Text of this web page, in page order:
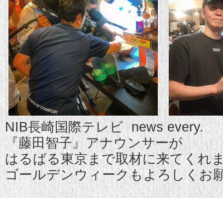
NIB長崎国際テレビ news every.
『藤田智子』アナウンサーが
はるばる東京まで取材に来てくれ
ゴールデンウィークもよろしくお